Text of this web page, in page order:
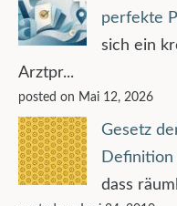
perfekte
sich ein
Arztpr...
posted on Mai 12, 2026
Gesetz
Definition
dass